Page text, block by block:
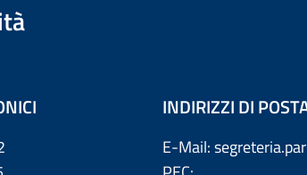
INDIRIZZI DI
E-Mail: